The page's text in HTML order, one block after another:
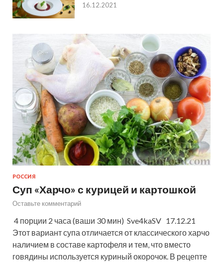
16.12.2021
РОССИЯ
Суп «Харчо» с курицей и картошкой
Оставьте комментарий
4 порции 2 часа (ваши 30 мин) Sve4kaSV 17.12.21
Этот вариант супа отличается от классического харчо
наличием в составе картофеля и тем, что вместо
говядины используется куриный окорочок. В рецепте